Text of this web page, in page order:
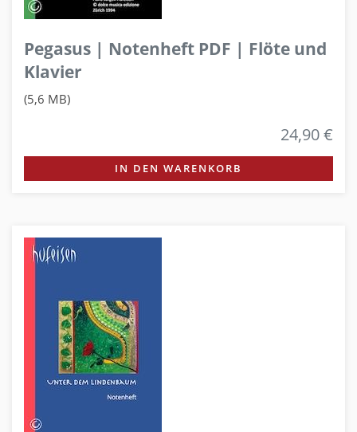
Pegasus | Notenheft PDF | Flöte und
Klavier
(5,6 MB)
24,90 €
IN DEN WARENKORB